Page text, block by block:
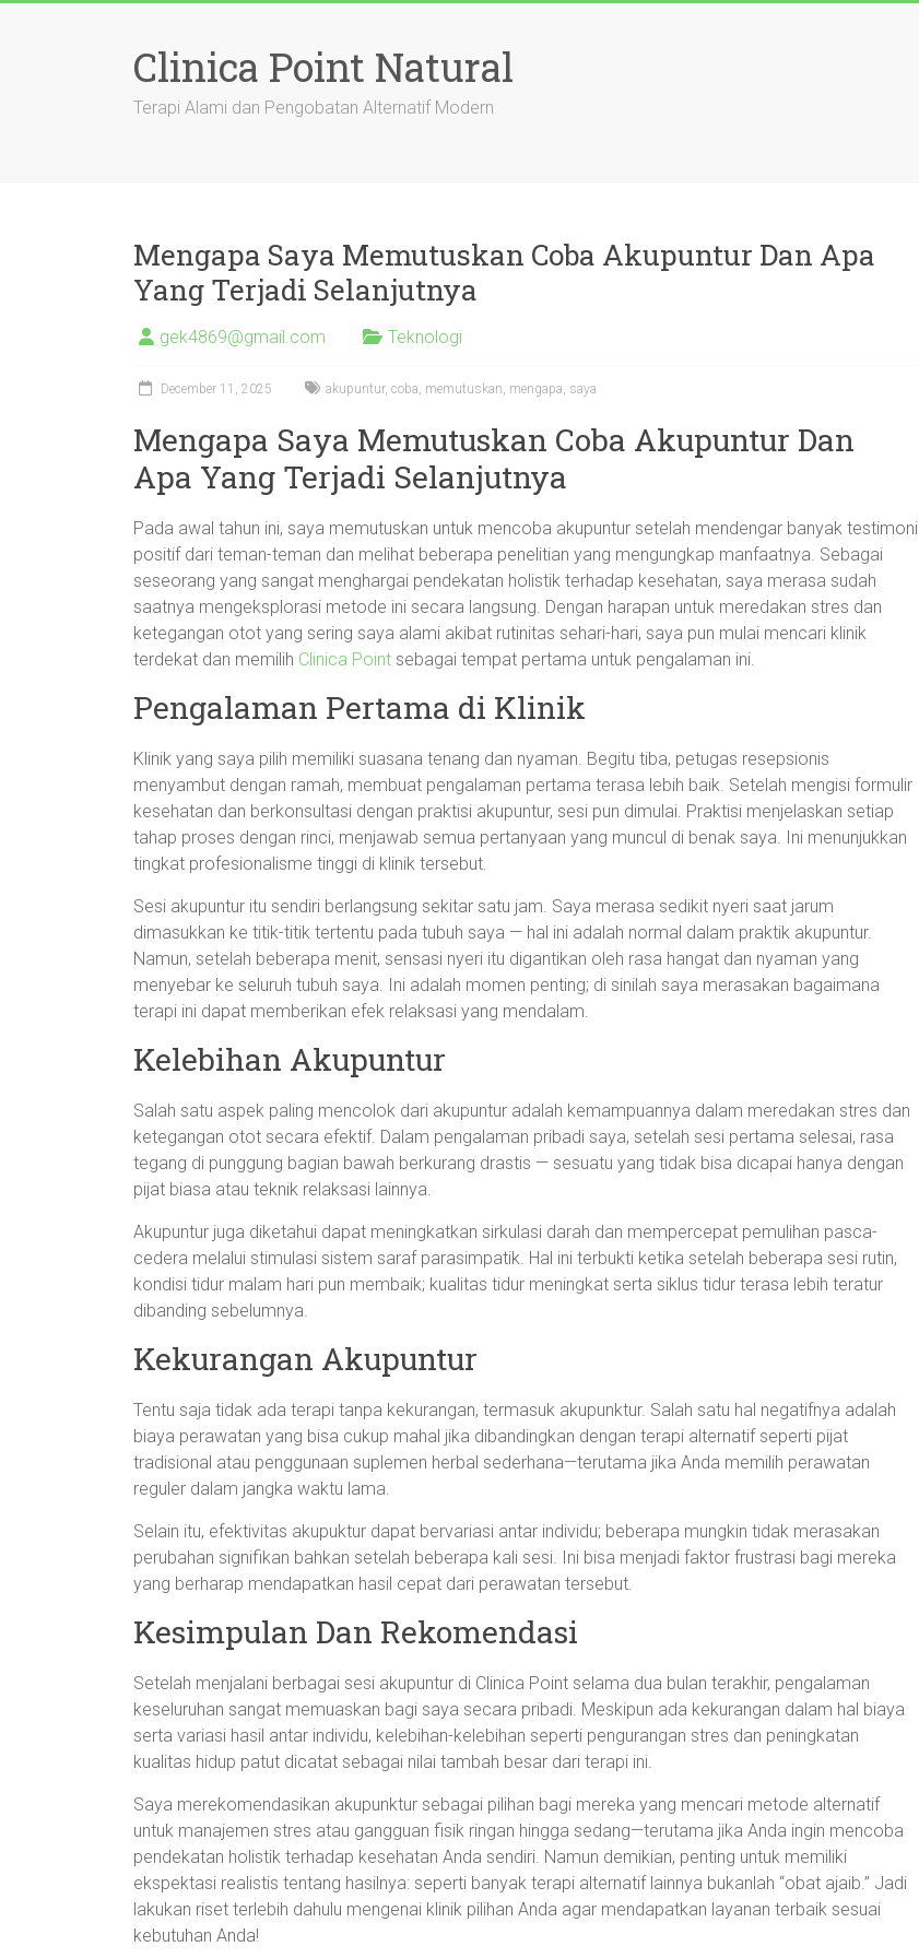
Clinica Point Natural
Terapi Alami dan Pengobatan Alternatif Modern
Mengapa Saya Memutuskan Coba Akupuntur Dan Apa
Yang Terjadi Selanjutnya
gek4869@gmail.com Teknologi
December 11, 2025 akupuntur, coba, memutuskan, mengapa, saya
Mengapa Saya Memutuskan Coba Akupuntur Dan
Apa Yang Terjadi Selanjutnya
Pada awal tahun ini, saya memutuskan untuk mencoba akupuntur setelah mendengar banyak testimoni
positif dari teman-teman dan melihat beberapa penelitian yang mengungkap manfaatnya. Sebagai
seseorang yang sangat menghargai pendekatan holistik terhadap kesehatan, saya merasa sudah
saatnya mengeksplorasi metode ini secara langsung. Dengan harapan untuk meredakan stres dan
ketegangan otot yang sering saya alami akibat rutinitas sehari-hari, saya pun mulai mencari klinik
terdekat dan memilih Clinica Point sebagai tempat pertama untuk pengalaman ini.
Pengalaman Pertama di Klinik
Klinik yang saya pilih memiliki suasana tenang dan nyaman. Begitu tiba, petugas resepsionis
menyambut dengan ramah, membuat pengalaman pertama terasa lebih baik. Setelah mengisi formulir
kesehatan dan berkonsultasi dengan praktisi akupuntur, sesi pun dimulai. Praktisi menjelaskan setiap
tahap proses dengan rinci, menjawab semua pertanyaan yang muncul di benak saya. Ini menunjukkan
tingkat profesionalisme tinggi di klinik tersebut.
Sesi akupuntur itu sendiri berlangsung sekitar satu jam. Saya merasa sedikit nyeri saat jarum
dimasukkan ke titik-titik tertentu pada tubuh saya — hal ini adalah normal dalam praktik akupuntur.
Namun, setelah beberapa menit, sensasi nyeri itu digantikan oleh rasa hangat dan nyaman yang
menyebar ke seluruh tubuh saya. Ini adalah momen penting; di sinilah saya merasakan bagaimana
terapi ini dapat memberikan efek relaksasi yang mendalam.
Kelebihan Akupuntur
Salah satu aspek paling mencolok dari akupuntur adalah kemampuannya dalam meredakan stres dan
ketegangan otot secara efektif. Dalam pengalaman pribadi saya, setelah sesi pertama selesai, rasa
tegang di punggung bagian bawah berkurang drastis — sesuatu yang tidak bisa dicapai hanya dengan
pijat biasa atau teknik relaksasi lainnya.
Akupuntur juga diketahui dapat meningkatkan sirkulasi darah dan mempercepat pemulihan pasca-
cedera melalui stimulasi sistem saraf parasimpatik. Hal ini terbukti ketika setelah beberapa sesi rutin,
kondisi tidur malam hari pun membaik; kualitas tidur meningkat serta siklus tidur terasa lebih teratur
dibanding sebelumnya.
Kekurangan Akupuntur
Tentu saja tidak ada terapi tanpa kekurangan, termasuk akupunktur. Salah satu hal negatifnya adalah
biaya perawatan yang bisa cukup mahal jika dibandingkan dengan terapi alternatif seperti pijat
tradisional atau penggunaan suplemen herbal sederhana—terutama jika Anda memilih perawatan
reguler dalam jangka waktu lama.
Selain itu, efektivitas akupuktur dapat bervariasi antar individu; beberapa mungkin tidak merasakan
perubahan signifikan bahkan setelah beberapa kali sesi. Ini bisa menjadi faktor frustrasi bagi mereka
yang berharap mendapatkan hasil cepat dari perawatan tersebut.
Kesimpulan Dan Rekomendasi
Setelah menjalani berbagai sesi akupuntur di Clinica Point selama dua bulan terakhir, pengalaman
keseluruhan sangat memuaskan bagi saya secara pribadi. Meskipun ada kekurangan dalam hal biaya
serta variasi hasil antar individu, kelebihan-kelebihan seperti pengurangan stres dan peningkatan
kualitas hidup patut dicatat sebagai nilai tambah besar dari terapi ini.
Saya merekomendasikan akupunktur sebagai pilihan bagi mereka yang mencari metode alternatif
untuk manajemen stres atau gangguan fisik ringan hingga sedang—terutama jika Anda ingin mencoba
pendekatan holistik terhadap kesehatan Anda sendiri. Namun demikian, penting untuk memiliki
ekspektasi realistis tentang hasilnya: seperti banyak terapi alternatif lainnya bukanlah “obat ajaib.” Jadi
lakukan riset terlebih dahulu mengenai klinik pilihan Anda agar mendapatkan layanan terbaik sesuai
kebutuhan Anda!